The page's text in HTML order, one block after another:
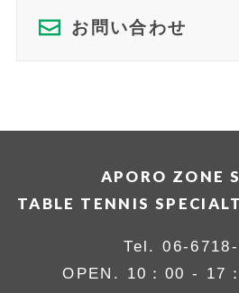
お問い合わせ
APORO ZONE
TABLE TENNIS
Tel.06-
OPEN. 10：00 - 17